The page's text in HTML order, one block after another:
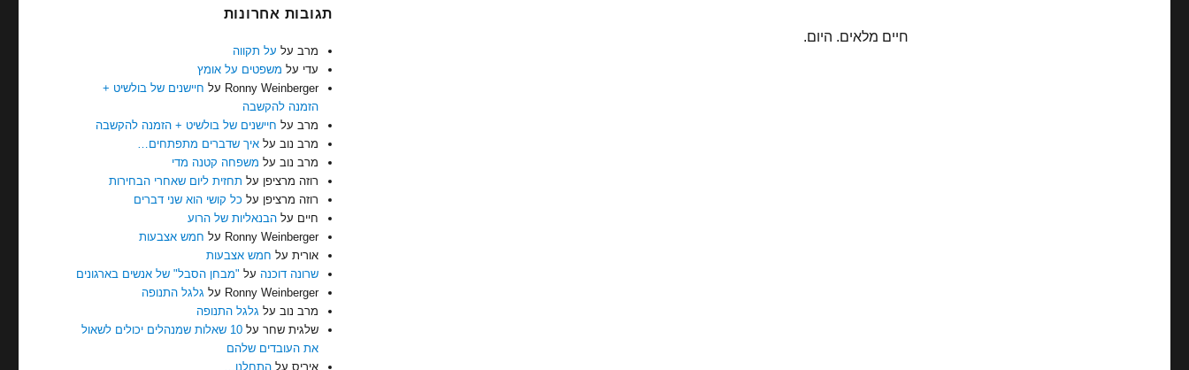
חיים מלאים. היום.
תגובות אחרונות
מרב על על תקווה
עדי על משפטים על אומץ
Ronny Weinberger על חיישנים של בולשיט +
הזמנה להקשבה
מרב על חיישנים של בולשיט + הזמנה להקשבה
מרב נוב עלאיך שדברים מתפתחים…
מרב נוב על משפחה קטנה מדי
רוזה מרציפן על תחזית ליום שאחרי הבחירות
רוזה מרציפן על כל קושי הוא שני דברים
חיים עלהבנאליות של הרוע
Ronny Weinberger על חמש אצבעות
אורית על חמש אצבעות
שרונה דוכנה על "מבחן הסבל" של אנשים בארגונים
Ronny Weinberger על גלגל התנופה
מרב נוב על גלגל התנופה
שלגית שחר על
10 שאלות שמנהלים יכולים לשאול
את העובדים שלהם
איריס עלהתחלנו…